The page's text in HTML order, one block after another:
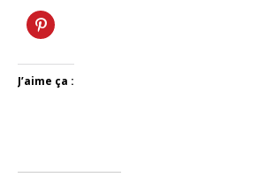
J’aime ça :